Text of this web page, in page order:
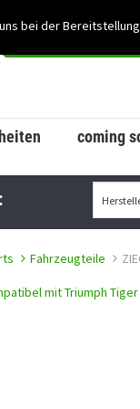
bei der
coming
Fahrzeugteile